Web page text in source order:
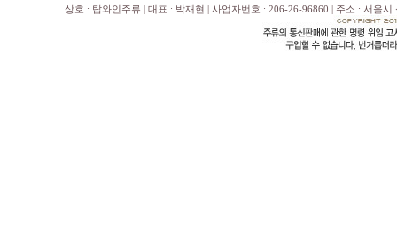
상호 : 탑와인주류 | 대표 : 박재현 | 사업자번호 : 206-26-96860 | 주소 : 서울